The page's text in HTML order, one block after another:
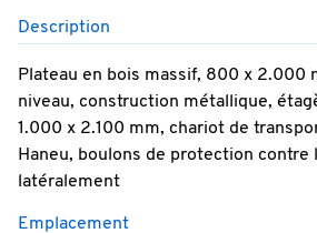
Description
Plateau en bois massif, 800 x 2.000
niveau, construction métallique,
1.000 x 2.100 mm, chariot de
Haneu, boulons de protection contre
latéralement
Emplacement